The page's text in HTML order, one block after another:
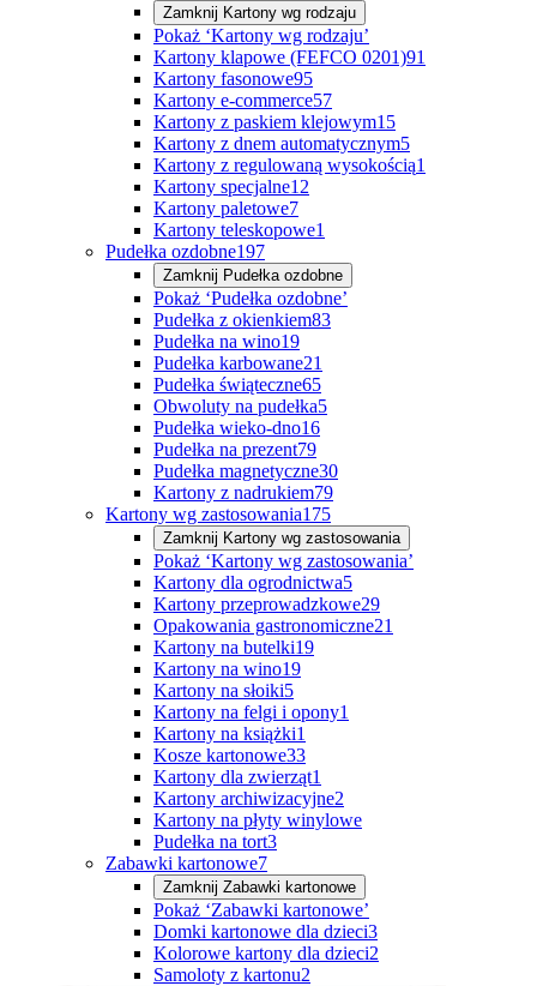
Zamknij Kartony wg rodzaju
Pokaż ‘Kartony wg rodzaju’
Kartony klapowe (FEFCO 0201)91
Kartony fasonowe95
Kartony e-commerce57
Kartony z paskiem klejowym15
Kartony z dnem automatycznym5
Kartony z regulowaną wysokością1
Kartony specjalne12
Kartony paletowe7
Kartony teleskopowe1
Pudełka ozdobne197
Zamknij Pudełka ozdobne
Pokaż ‘Pudełka ozdobne’
Pudełka z okienkiem83
Pudełka na wino19
Pudełka karbowane21
Pudełka świąteczne65
Obwoluty na pudełka5
Pudełka wieko-dno16
Pudełka na prezent79
Pudełka magnetyczne30
Kartony z nadrukiem79
Kartony wg zastosowania175
Zamknij Kartony wg zastosowania
Pokaż ‘Kartony wg zastosowania’
Kartony dla ogrodnictwa5
Kartony przeprowadzkowe29
Opakowania gastronomiczne21
Kartony na butelki19
Kartony na wino19
Kartony na słoiki5
Kartony na felgi i opony1
Kartony na książki1
Kosze kartonowe33
Kartony dla zwierząt1
Kartony archiwizacyjne2
Kartony na płyty winylowe
Pudełka na tort3
Zabawki kartonowe7
Zamknij Zabawki kartonowe
Pokaż ‘Zabawki kartonowe’
Domki kartonowe dla dzieci3
Kolorowe kartony dla dzieci2
Samoloty z kartonu2